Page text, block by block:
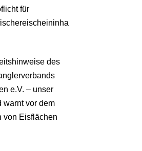
für
des
e.V. – unser
warnt vor dem
von Eisflächen